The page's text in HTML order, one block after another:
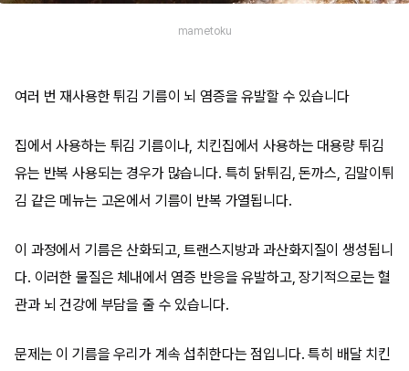
mametoku
여러 번 재사용한 튀김 기름이 뇌 염증을 유발할 수 있습니다
집에서 사용하는 튀김 기름이나, 치킨집에서 사용하는 대용량 튀김
유는 반복 사용되는 경우가 많습니다. 특히 닭튀김, 돈까스, 김말이튀
김 같은 메뉴는 고온에서 기름이 반복 가열됩니다.
이 과정에서 기름은 산화되고, 트랜스지방과 과산화지질이 생성됩니
다. 이러한 물질은 체내에서 염증 반응을 유발하고, 장기적으로는 혈
관과 뇌 건강에 부담을 줄 수 있습니다.
문제는 이 기름을 우리가 계속 섭취한다는 점입니다. 특히 배달 치킨